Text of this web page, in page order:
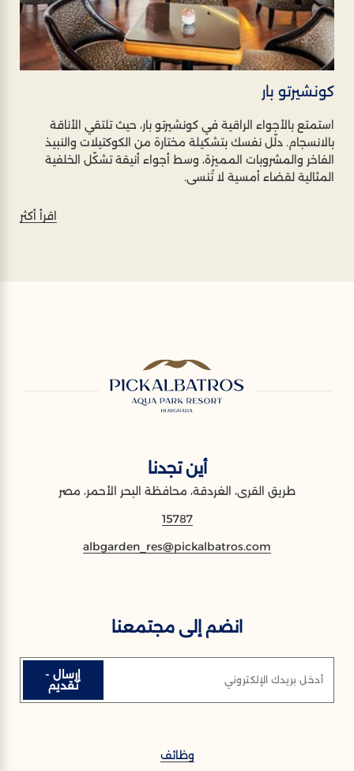
كونشيرتو بار
استمتع بالأجواء الراقية في كونشيرتو بار، حيث تلتقي الأناقة
بالانسجام. دلّل نفسك بتشكيلة مختارة من الكوكتيلات والنبيذ
الفاخر والمشروبات المميزة، وسط أجواء أنيقة تشكّل الخلفية
المثالية لقضاء أمسية لا تُنسى.
اقرأ أكثر
أين تجدنا
طريق القرى، الغردقة، محافظة البحر الأحمر، مصر
15787
albgarden_res@pickalbatros.com
انضم إلى مجتمعنا
أدخل بريدك الإلكتروني إرسال -
تقديم
وظائف